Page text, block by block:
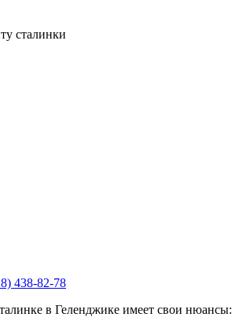
сталинки
438-82-78
в Геленджике имеет свои нюансы: